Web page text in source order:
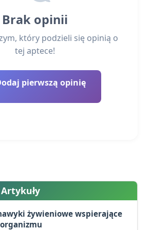
Brak opinii
który podzieli się opinią o
tej aptece!
pierwszą opinię
żywieniowe wspierające